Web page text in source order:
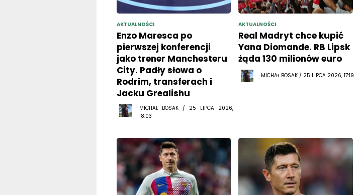
AKTUALNOŚCI
Enzo Maresca po
pierwszej konferencji
jako trener Manchesteru
City. Padły słowa o
Rodrim, transferach i
Jacku Grealishu
MICHAŁ BOSAK / 25 LIPCA 2026,
18:03
AKTUALNOŚCI
Real Madryt chce kupić
Yana Diomande. RB Lipsk
żąda 130 milionów euro
MICHAŁ BOSAK / 25 LIPCA 2026, 17:19